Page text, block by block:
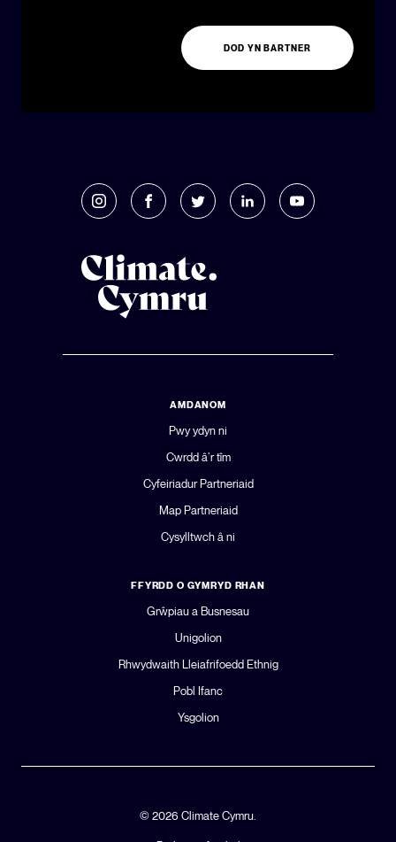
DOD YN BARTNER
AMDANOM
Pwy ydyn ni
Cwrdd â’r tîm
Cyfeiriadur Partneriaid
Map Partneriaid
Cysylltwch â ni
FFYRDD O GYMRYD RHAN
Grŵpiau a Busnesau
Unigolion
Rhwydwaith Lleiafrifoedd Ethnig
Pobl Ifanc
Ysgolion
© 2026 Climate Cymru.